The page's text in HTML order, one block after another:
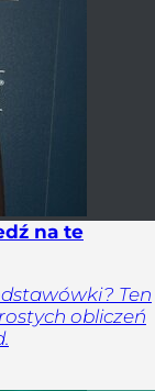
na te
Ten
obliczeń